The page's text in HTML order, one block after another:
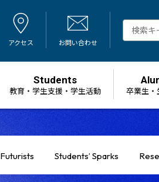
アクセス お問い合わせ
Students
教育・学生支援・学生活動 卒業生・
Futurists Students’ Sparks